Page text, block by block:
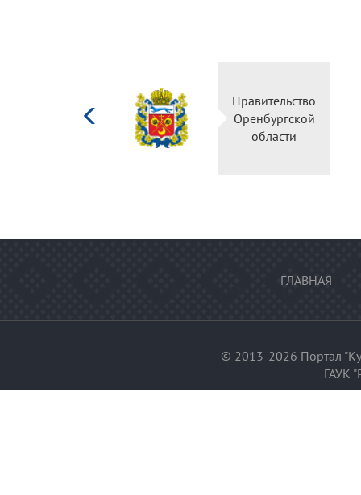
Правительство
Оренбургской
области
ГЛАВНАЯ
© 2013-2026 Портал
ГАУК